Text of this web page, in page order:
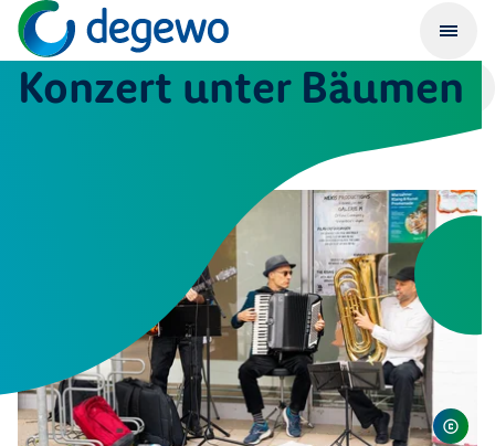
Konzert unter Bäumen